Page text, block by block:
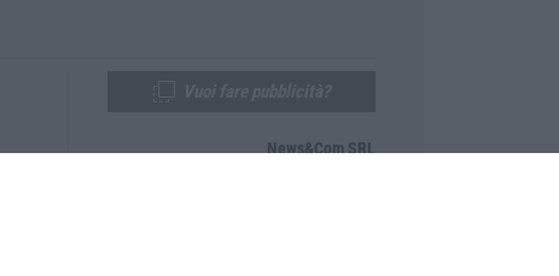
News&Com SRL